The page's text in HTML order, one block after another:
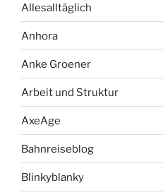
Allesalltäglich
Anhora
Anke Groener
Arbeit und Struktur
AxeAge
Bahnreiseblog
Blinkyblanky